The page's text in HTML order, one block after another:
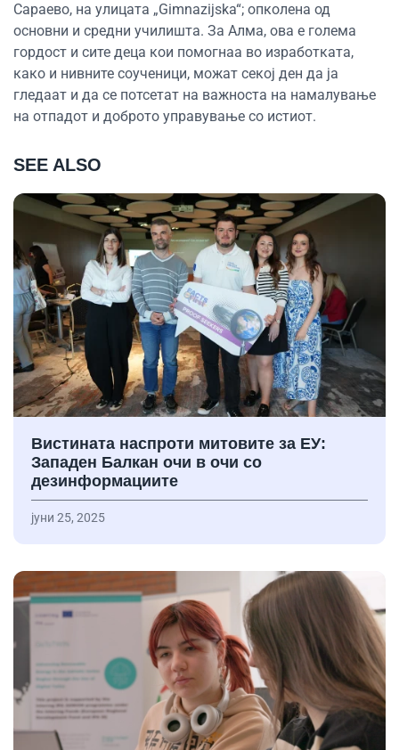
Сараево, на улицата „Gimnazijska“; опколена од
основни и средни училишта. За Алма, ова е голема
гордост и сите деца кои помогнаа во изработката,
како и нивните соученици, можат секој ден да ја
гледаат и да се потсетат на важноста на намалување
на отпадот и доброто управување со истиот.
SEE ALSO
Вистината наспроти митовите за ЕУ:
Западен Балкан очи в очи со
дезинформациите
јуни 25, 2025